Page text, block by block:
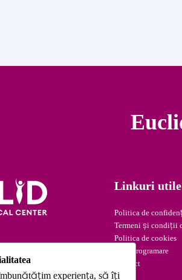
Linkuri utile
Politica de
Termeni și condiții
Politica de cookies
Fă o programare
Contact
Blog
experiența, să îți